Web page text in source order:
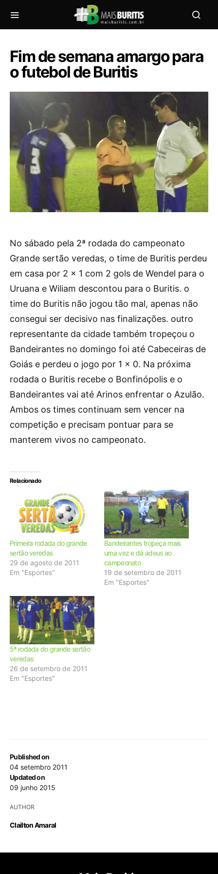
Fim de semana amargo para
o futebol de Buritis
Published on
04 setembro 2011
Updated on
09 junho 2015
AUTHOR
Clailton Amaral
No sábado pela 2ª rodada do campeonato
Grande sertão veredas, o time de Buritis perdeu
em casa por 2 x 1 com 2 gols de Wendel para o
Uruana e Wiliam descontou para o Buritis. o
time do Buritis não jogou tão mal, apenas não
consegui ser decisivo nas finalizações. outro
representante da cidade também tropeçou o
Bandeirantes no domingo foi até Cabeceiras de
Goiás e perdeu o jogo por 1 x 0. Na próxima
rodada o Buritis recebe o Bonfinópolis e o
Bandeirantes vai até Arinos enfrentar o Azulão.
Ambos os times continuam sem vencer na
competição e precisam pontuar para se
manterem vivos no campeonato.
Relacionado
Primeira rodada do grande
sertão veredas
29 de agosto de 2011
Em "Esportes"
Bandeirantes tropeça mais
uma vez e dá adeus ao
campeonato
19 de setembro de 2011
Em "Esportes"
5ª rodada do grande sertão
veredas
26 de setembro de 2011
Em "Esportes"